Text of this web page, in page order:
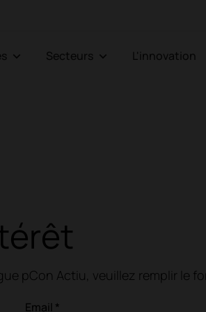
Secteurs L'innovation
pCon Actiu, veuillez remplir le
Email *